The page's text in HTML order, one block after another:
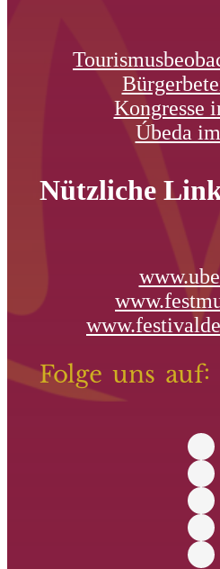
Kongresse
Úbeda
Nützliche
Folge uns auf: